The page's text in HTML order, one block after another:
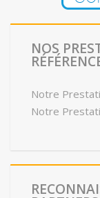
NOS
Notre
Notre